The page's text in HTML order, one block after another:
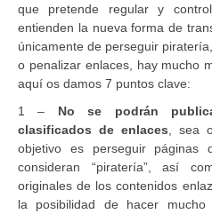
que pretende regular y
entienden la nueva forma de
únicamente de perseguir
o penalizar enlaces, hay mucho
aquí os damos 7 puntos clave:
1 – No se podrán
clasificados de enlaces , sea
objetivo es perseguir
consideran “piratería”, así
originales de los contenidos
la posibilidad de hacer